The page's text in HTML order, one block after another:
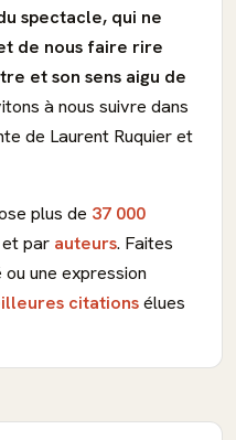
spectacle, qui ne
de nous faire rire
et son sens aigu de
à nous suivre dans
de Laurent Ruquier et
plus de 37 000
et par auteurs. Faites
une expression
citationsélues